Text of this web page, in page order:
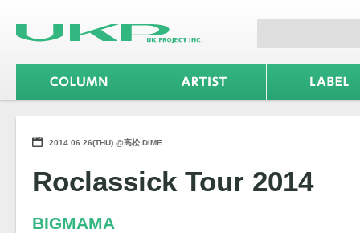
2014.06.26(THU) @高松 DIME
Roclassick Tour 2014
BIGMAMA